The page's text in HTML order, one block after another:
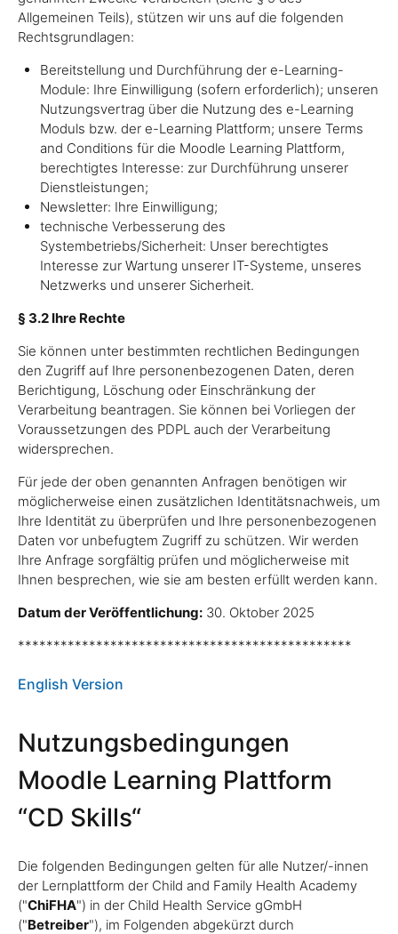
Allgemeinen Teils), stützen wir uns auf die folgenden
Rechtsgrundlagen:
Bereitstellung und Durchführung der e-Learning-
Module: Ihre Einwilligung (sofern erforderlich); unseren
Nutzungsvertrag über die Nutzung des e-Learning
Moduls bzw. der e-Learning Plattform; unsere Terms
and Conditions für die Moodle Learning Plattform,
berechtigtes Interesse: zur Durchführung unserer
Dienstleistungen;
Newsletter: Ihre Einwilligung;
technische Verbesserung des
Systembetriebs/Sicherheit: Unser berechtigtes
Interesse zur Wartung unserer IT-Systeme, unseres
Netzwerks und unserer Sicherheit.
§ 3.2 Ihre Rechte
Sie können unter bestimmten rechtlichen Bedingungen
den Zugriff auf Ihre personenbezogenen Daten, deren
Berichtigung, Löschung oder Einschränkung der
Verarbeitung beantragen. Sie können bei Vorliegen der
Voraussetzungen des PDPL auch der Verarbeitung
widersprechen.
Für jede der oben genannten Anfragen benötigen wir
möglicherweise einen zusätzlichen Identitätsnachweis, um
Ihre Identität zu überprüfen und Ihre personenbezogenen
Daten vor unbefugtem Zugriff zu schützen. Wir werden
Ihre Anfrage sorgfältig prüfen und möglicherweise mit
Ihnen besprechen, wie sie am besten erfüllt werden kann.
Datum der Veröffentlichung: 30. Oktober 2025
***********************************************
English Version
Nutzungsbedingungen
Moodle Learning Plattform
“CD Skills“
Die folgenden Bedingungen gelten für alle Nutzer/-innen
der Lernplattform der Child and Family Health Academy
("ChiFHA") in der Child Health Service gGmbH
("Betreiber"), im Folgenden abgekürzt durch